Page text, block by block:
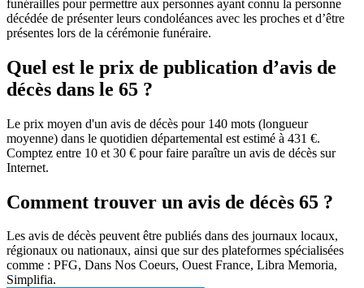
funérailles pour permettre aux personnes ayant connu la personne
décédée de présenter leurs condoléances avec les proches et d’être
présentes lors de la cérémonie funéraire.
Quel est le prix de publication d’avis de
décès dans le 65 ?
Le prix moyen d'un avis de décès pour 140 mots (longueur
moyenne) dans le quotidien départemental est estimé à 431 €.
Comptez entre 10 et 30 € pour faire paraître un avis de décès sur
Internet.
Comment trouver un avis de décès 65 ?
Les avis de décès peuvent être publiés dans des journaux locaux,
régionaux ou nationaux, ainsi que sur des plateformes spécialisées
comme : PFG, Dans Nos Coeurs, Ouest France, Libra Memoria,
Simplifia.